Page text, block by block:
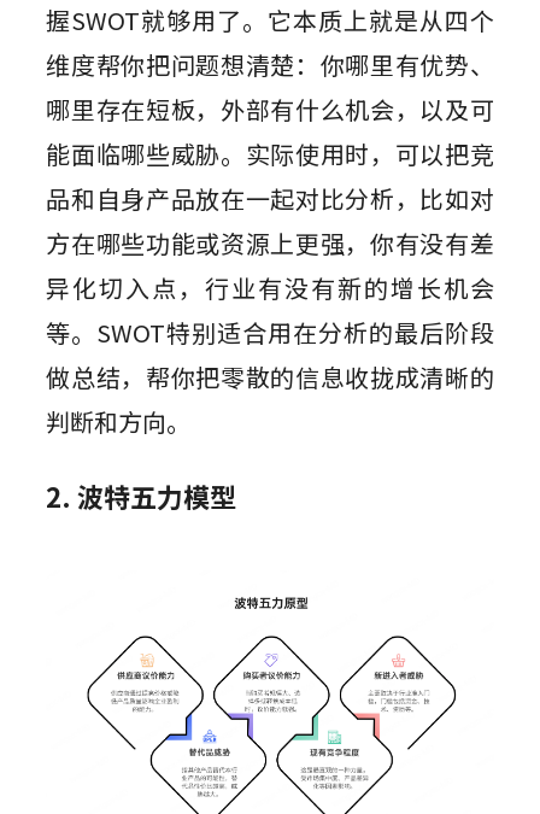
握SWOT就够用了。它本质上就是从四个
维度帮你把问题想清楚：你哪里有优势、
哪里存在短板，外部有什么机会，以及可
能面临哪些威胁。实际使用时，可以把竞
品和自身产品放在一起对比分析，比如对
方在哪些功能或资源上更强，你有没有差
异化切入点，行业有没有新的增长机会
等。SWOT特别适合用在分析的最后阶段
做总结，帮你把零散的信息收拢成清晰的
判断和方向。
2. 波特五力模型